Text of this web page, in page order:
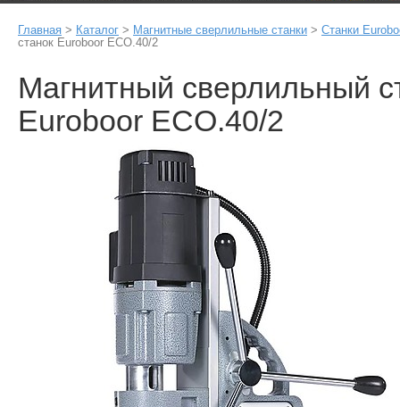
Главная > Каталог > Магнитные сверлильные станки > Станки
станок Euroboor ECO.40/2
Магнитный сверлильный
Euroboor ECO.40/2